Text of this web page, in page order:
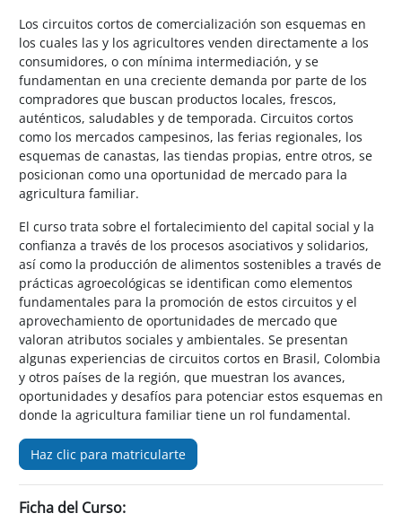
Los circuitos cortos de comercialización son esquemas en
los cuales las y los agricultores venden directamente a los
consumidores, o con mínima intermediación, y se
fundamentan en una creciente demanda por parte de los
compradores que buscan productos locales, frescos,
auténticos, saludables y de temporada. Circuitos cortos
como los mercados campesinos, las ferias regionales, los
esquemas de canastas, las tiendas propias, entre otros, se
posicionan como una oportunidad de mercado para la
agricultura familiar.
El curso trata sobre el fortalecimiento del capital social y la
confianza a través de los procesos asociativos y solidarios,
así como la producción de alimentos sostenibles a través de
prácticas agroecológicas se identifican como elementos
fundamentales para la promoción de estos circuitos y el
aprovechamiento de oportunidades de mercado que
valoran atributos sociales y ambientales. Se presentan
algunas experiencias de circuitos cortos en Brasil, Colombia
y otros países de la región, que muestran los avances,
oportunidades y desafíos para potenciar estos esquemas en
donde la agricultura familiar tiene un rol fundamental.
Haz clic para matricularte
Ficha del Curso: